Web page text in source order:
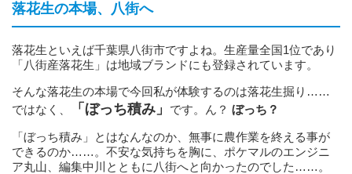
落花生の本場、八街へ
落花生といえば千葉県八街市ですよね。生産量全国1位であり
「八街産落花生」は地域ブランドにも登録されています。
そんな落花生の本場で今回私が体験するのは落花生掘り……
ではなく、
「ぼっち積み」 です。ん？ ぼっち？
「ぼっち積み」とはなんなのか、無事に農作業を終える事が
できるのか……。不安な気持ちを胸に、ポケマルのエンジニ
ア丸山、編集中川とともに八街へと向かったのでした……。